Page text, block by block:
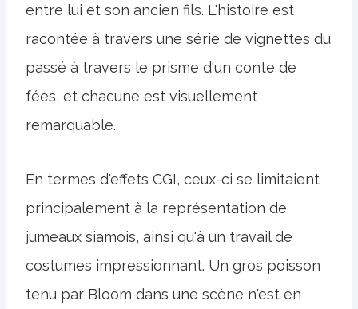
entre lui et son ancien fils. L'histoire est
racontée à travers une série de vignettes du
passé à travers le prisme d'un conte de
fées, et chacune est visuellement
remarquable.
En termes d'effets CGI, ceux-ci se limitaient
principalement à la représentation de
jumeaux siamois, ainsi qu'à un travail de
costumes impressionnant. Un gros poisson
tenu par Bloom dans une scène n'est en